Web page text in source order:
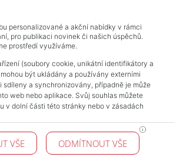
NAVIGACE
Terms and conditions
of personal data
Real estate's
Contact
Cookie processing
KONTAKT
Pražské reality
personalizované a akční nabídky v rámci
pro publikaci novinek či našich úspěchů.
prostředí využíváme.
(soubory cookie, unikátní identifikátory a
být ukládány a používány externími
sdíleny a synchronizovány, případně je může
web nebo aplikace. Svůj souhlas můžete
v dolní části této stránky nebo v zásadách
VŠE ODMÍTNOUT VŠE